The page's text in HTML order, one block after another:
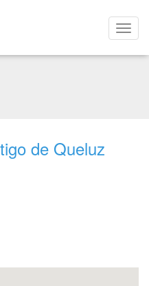
de Queluz